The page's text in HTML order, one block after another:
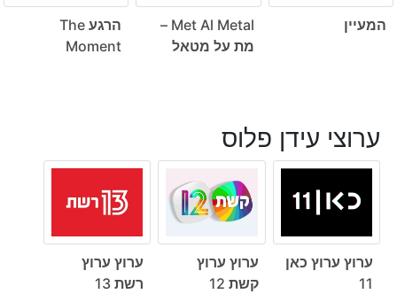
המעיין
Met Al Metal –
מת על מטאל
הרגע The
Moment
ערוצי עידן פלוס
ערוץ ערוץ כאן
11
ערוץ ערוץ
קשת 12
ערוץ ערוץ
רשת 13